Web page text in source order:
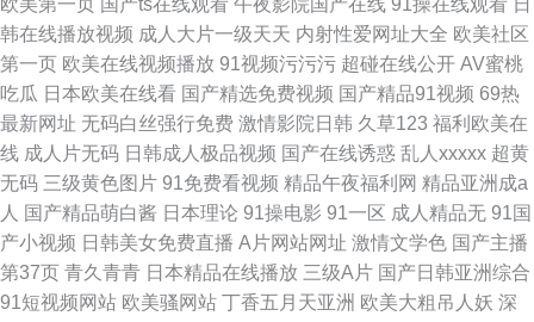
欧美第一页 国产ts在线观看 午夜影院国产在线 91操在线观看 日
韩在线播放视频 成人大片一级天天 内射性爱网址大全 欧美社区
第一页 欧美在线视频播放 91视频污污污 超碰在线公开 AV蜜桃
吃瓜 日本欧美在线看 国产精选免费视频 国产精品91视频 69热
最新网址 无码白丝强行免费 激情影院日韩 久草123 福利欧美在
线 成人片无码 日韩成人极品视频 国产在线诱惑 乱人xxxxx 超黄
无码 三级黄色图片 91免费看视频 精品午夜福利网 精品亚洲成a
人 国产精品萌白酱 日本理论 91操电影 91一区 成人精品无 91国
产小视频 日韩美女免费直播 A片网站网址 激情文学色 国产主播
第37页 青久青青 日本精品在线播放 三级A片 国产日韩亚洲综合
91短视频网站 欧美骚网站 丁香五月天亚洲 欧美大粗吊人妖 深